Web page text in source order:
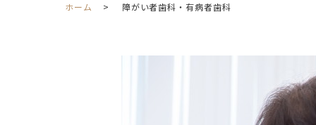
ホーム 障がい者歯科・有病者歯科